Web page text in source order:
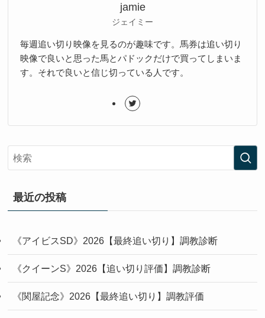
jamie
ジェイミー
毎週追い切り映像を見るのが趣味です。馬券は追い切り
映像で良いと思った馬とパドックだけで買ってしまいま
す。それで良いと信じ切っている人です。
最近の投稿
《アイビスSD》2026【最終追い切り】調教診断
《クイーンS》2026【追い切り評価】調教診断
《関屋記念》2026【最終追い切り】調教評価